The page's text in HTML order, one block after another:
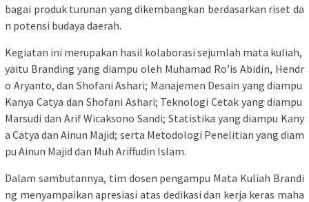
bagai produk turunan yang dikembangkan berdasarkan riset da
n potensi budaya daerah.
Kegiatan ini merupakan hasil kolaborasi sejumlah mata kuliah,
yaitu Branding yang diampu oleh Muhamad Ro’is Abidin, Hendr
o Aryanto, dan Shofani Ashari; Manajemen Desain yang diampu
Kanya Catya dan Shofani Ashari; Teknologi Cetak yang diampu
Marsudi dan Arif Wicaksono Sandi; Statistika yang diampu Kany
a Catya dan Ainun Majid; serta Metodologi Penelitian yang diam
pu Ainun Majid dan Muh Ariffudin Islam.
Dalam sambutannya, tim dosen pengampu Mata Kuliah Brandi
ng menyampaikan apresiasi atas dedikasi dan kerja keras maha